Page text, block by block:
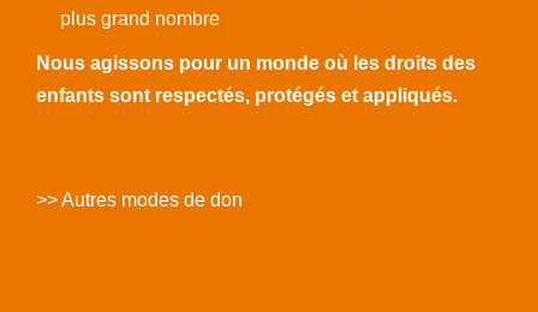
plus grand nombre
Nous agissons pour un monde où les droits des
enfants sont respectés, protégés et appliqués.
>> Autres modes de don